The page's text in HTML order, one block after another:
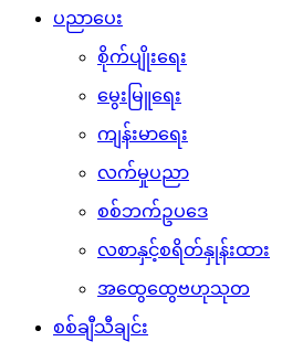
ပညာပေး
စိုက်ပျိုးရေး
မွေးမြူရေး
ကျန်းမာရေး
လက်မှုပညာ
စစ်ဘက်ဥပဒေ
လစာနှင့်စရိတ်နှုန်းထား
အထွေထွေဗဟုသုတ
စစ်ချီသီချင်း